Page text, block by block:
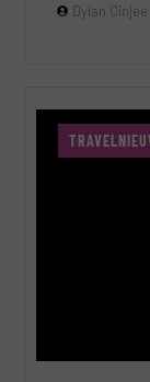
Dylan Cinjee